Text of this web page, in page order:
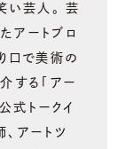
い芸人。 芸
アートブロ
口で美術の
する「アー
式トークイ
アートツ